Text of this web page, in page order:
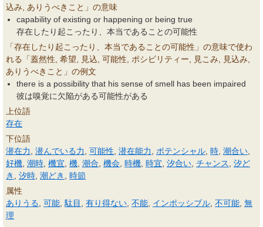
込み, ありうべきこと」の意味
capability of existing or happening or being true
存在したり起こったり、本当であることの可能性
「存在したり起こったり、本当であることの可能性」の意味で使わ
れる「蓋然性, 希望, 見込, 可能性, ポシビリティー, 見こみ, 見込み,
ありうべきこと」の例文
there is a possibility that his sense of smell has been impaired
彼は嗅覚に欠陥がある可能性がある
上位語
存在
下位語
潜在力
潜んでいる力 可能性 潜在能力 ポテンシャル 時 潮合い
好機 潮時 機宜 機 潮合 機会 時機 時宜 汐合い チャンス
汐ど
き
汐時 潮どき
時節
属性
ありうる 可能 駄目 有り得ない 不能 インポッシブル 不可能 無
理